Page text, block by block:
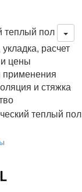
теплый пол
расчет
цены
применения
и стяжка
теплый пол